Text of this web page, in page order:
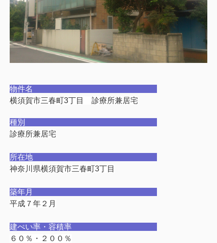
物件名
横須賀市三春町3丁目 診療所兼居宅
種別
診療所兼居宅
所在地
神奈川県横須賀市三春町3丁目
築年月
平成７年２月
建ぺい率・容積率
６０％・２００％